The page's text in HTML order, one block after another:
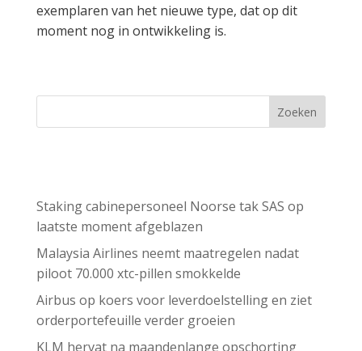
exemplaren van het nieuwe type, dat op dit
moment nog in ontwikkeling is.
Zoeken
Staking cabinepersoneel Noorse tak SAS op
laatste moment afgeblazen
Malaysia Airlines neemt maatregelen nadat
piloot 70.000 xtc-pillen smokkelde
Airbus op koers voor leverdoelstelling en ziet
orderportefeuille verder groeien
KLM hervat na maandenlange opschorting